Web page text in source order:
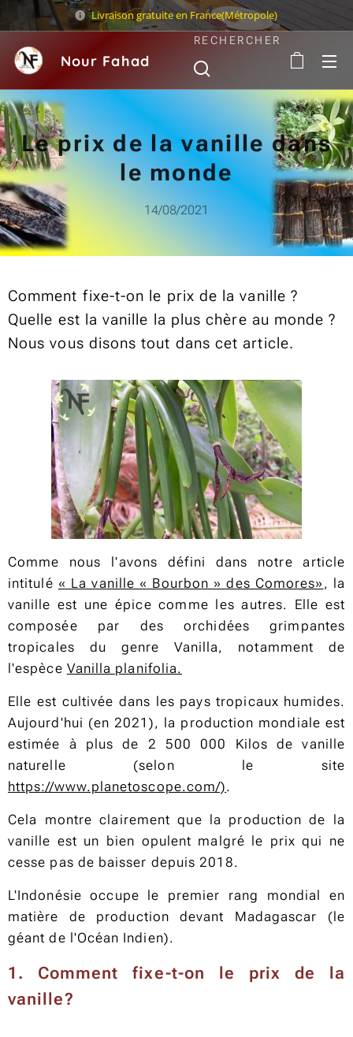
Livraison gratuite en France(Métropole)
Nour Fahad
RECHERCHER
Le prix de la vanille dans
le monde
14/08/2021
Comment fixe-t-on le prix de la vanille ?
Quelle est la vanille la plus chère au monde ?
Nous vous disons tout dans cet article.
Comme nous l'avons défini dans notre article
intitulé « La vanille « Bourbon » des Comores» , la
vanille est une épice comme les autres. Elle est
composée par des orchidées grimpantes
tropicales du genre Vanilla, notamment de
l'espèce Vanilla planifolia.
Elle est cultivée dans les pays tropicaux humides.
Aujourd'hui (en 2021), la production mondiale est
estimée à plus de 2 500 000 Kilos de vanille
naturelle (selon le site
https://www.planetoscope.com/).
Cela montre clairement que la production de la
vanille est un bien opulent malgré le prix qui ne
cesse pas de baisser depuis 2018.
L'Indonésie occupe le premier rang mondial en
matière de production devant Madagascar (le
géant de l'Océan Indien).
1. Comment fixe-t-on le prix de la
vanille?